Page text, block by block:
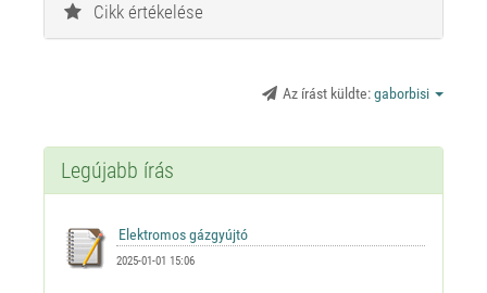
Cikk értékelése
Az írást küldte:gaborbisi
Legújabb írás
2025-01-01 15:06